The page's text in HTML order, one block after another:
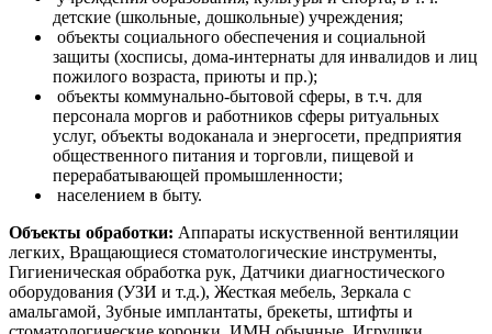
детские (школьные, дошкольные) учреждения;
объекты социального обеспечения и социальной
защиты (хосписы, дома-интернаты для инвалидов и лиц
пожилого возраста, приюты и пр.);
объекты коммунально-бытовой сферы, в т.ч. для
персонала моргов и работников сферы ритуальных
услуг, объекты водоканала и энергосети, предприятия
общественного питания и торговли, пищевой и
перерабатывающей промышленности;
населением в быту.
Объекты обработки: Аппараты искуственной вентиляции
легких, Вращающиеся стоматологические инструменты,
Гигиеническая обработка рук, Датчики диагностического
оборудования (УЗИ и т.д.), Жесткая мебель, Зеркала с
амальгамой, Зубные имплантаты, брекеты, штифты и